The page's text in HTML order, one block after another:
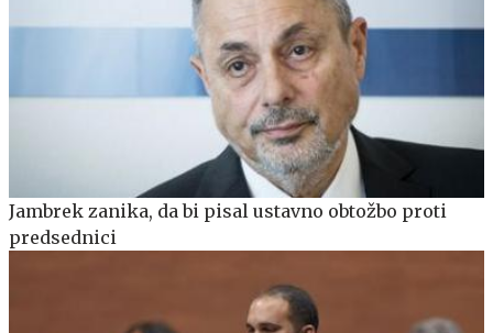
Jambrek zanika, da bi pisal ustavno obtožbo proti
predsednici